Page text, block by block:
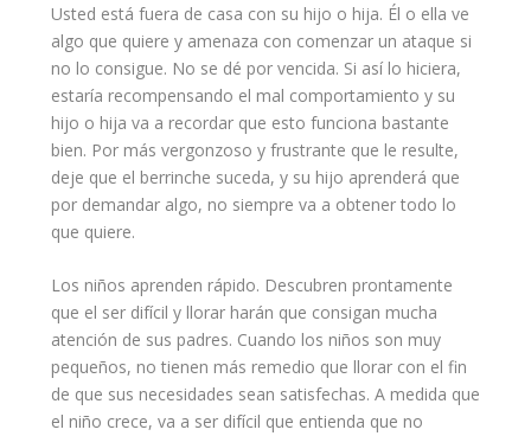
Usted está fuera de casa con su hijo o hija. Él o ella ve
algo que quiere y amenaza con comenzar un ataque si
no lo consigue. No se dé por vencida. Si así lo hiciera,
estaría recompensando el mal comportamiento y su
hijo o hija va a recordar que esto funciona bastante
bien. Por más vergonzoso y frustrante que le resulte,
deje que el berrinche suceda, y su hijo aprenderá que
por demandar algo, no siempre va a obtener todo lo
que quiere.
Los niños aprenden rápido. Descubren prontamente
que el ser difícil y llorar harán que consigan mucha
atención de sus padres. Cuando los niños son muy
pequeños, no tienen más remedio que llorar con el fin
de que sus necesidades sean satisfechas. A medida que
el niño crece, va a ser difícil que entienda que no